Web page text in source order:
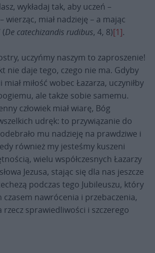
wykładaj tak, aby uczeń –
wierząc, miał nadzieję – a mając
(De catechizandis rudibus, 4, 8)[1].
uczyńmy naszym to zaproszenie!
nie daje tego, czego nie ma. Gdyby
miał miłość wobec Łazarza, uczyniłby
ale także sobie samemu.
człowiek miał wiarę, Bóg
udręk: to przywiązanie do
mu nadzieję na prawdziwe i
również my jesteśmy kuszeni
wielu współczesnych Łazarzy
Jezusa, stając się dla nas jeszcze
podczas tego Jubileuszu, który
czasem nawrócenia i przebaczenia,
rzecz sprawiedliwości i szczerego